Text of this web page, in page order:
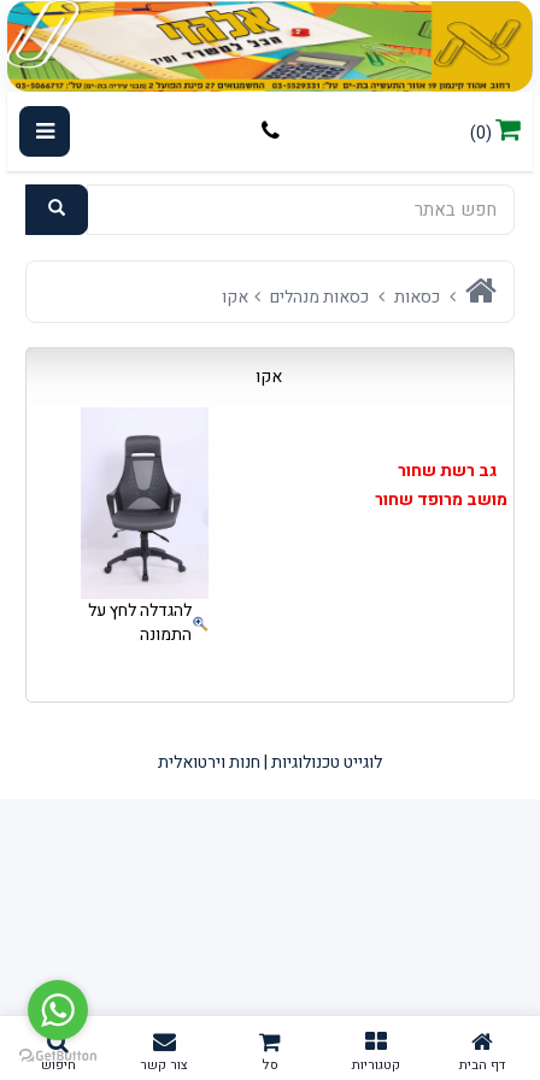
(0)
כסאות כסאות מנהלים אקו
אקו
גב רשת שחור
מושב מרופד שחור
להגדלה לחץ על
התמונה
לוגייט טכנולוגיות | חנות וירטואלית
דף הבית קטגוריות סל צור קשר חיפוש